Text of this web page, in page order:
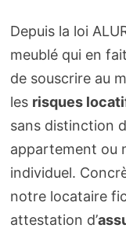
Depuis la loi
meublé qui en
de souscrire au
les risques
sans distinction
appartement ou
individuel.
notre locataire
attestation d’